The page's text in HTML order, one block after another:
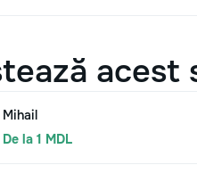
acest
Mihail
De la 1 MDL